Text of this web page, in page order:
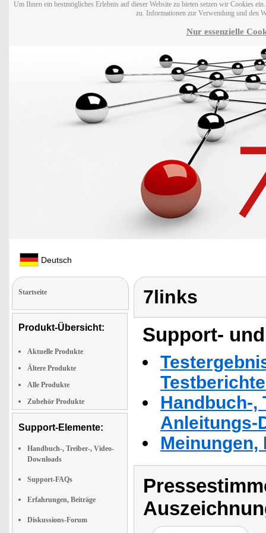
Um Ihnen ein bestmögliches Erlebnis auf dieser Website zu bieten setzen wir Cookies
zu. Informationen zur Verwendung und den
Nur essenzielle
Deutsch
Startseite
Produkt-Übersicht:
Aktuelle Produkte
Ältere Produkte
Alle Produkte
Zubehör Produkte
Support-Elemente:
Handbuch-, Treiber-, Video-
Downloads
Support-FAQs
Erfahrungen, Beiträge
Diskussions-Forum
7links
Support-
Handbuch-,
Anleitungs-